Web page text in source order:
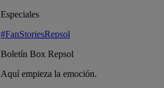
Especiales
#FanStoriesRepsol
Boletín Box Repsol
Aquí empieza la emoción.